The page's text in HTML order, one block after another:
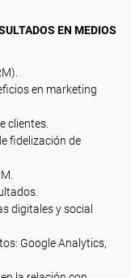
EN MEDIOS
en marketing
clientes.
fidelización de
digitales y social
Google Analytics,